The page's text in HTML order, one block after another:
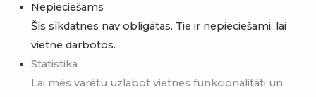
Nepieciešams
Šīs sīkdatnes nav obligātas. Tie ir nepieciešami, lai
vietne darbotos.
Statistika
Lai mēs varētu uzlabot vietnes funkcionalitāti un